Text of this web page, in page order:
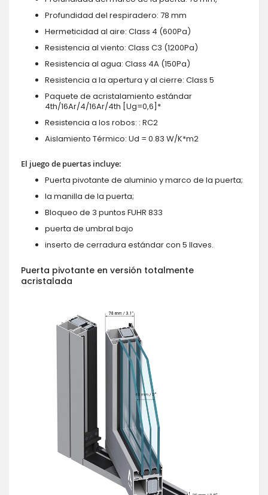
Profundidad del respiradero: 78 mm
Hermeticidad al aire: Class 4 (600Pa)
Resistencia al viento: Class C3 (1200Pa)
Resistencia al agua: Class 4A (150Pa)
Resistencia a la apertura y al cierre: Class 5
Paquete de acristalamiento estándar
4th/16Ar/4/16Ar/4th [Ug=0,6]*
Resistencia a los robos: : RC2
Aislamiento Térmico: Ud = 0.83 W/K*m2
El juego de puertas incluye:
Puerta pivotante de aluminio y marco de la puerta;
la manilla de la puerta;
Bloqueo de 3 puntos FUHR 833
puerta de umbral bajo
inserto de cerradura estándar con 5 llaves.
Puerta pivotante en versión totalmente
acristalada